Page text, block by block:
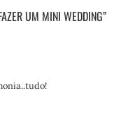
UM MINI WEDDING”